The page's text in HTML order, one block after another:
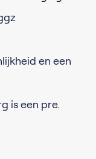
en een
is een pre.